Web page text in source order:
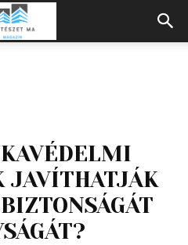
JAVÍTHATJÁK